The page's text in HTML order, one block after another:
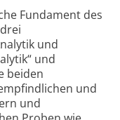
Fundament des
und
und
beiden
und
und